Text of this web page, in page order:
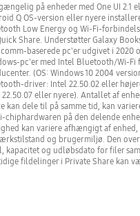
på enheder med One UI 2.1
Q OS-version eller nyere
Low Energy og Wi-Fi-
Share. Understøtter Galaxy
baserede pc'er udgivet i 2020
pc'er med Intel Bluetooth/Wi-Fi
(OS: Windows 10 2004
driver: Intel 22.50.02 eller
22.50.07 eller nyere). Antallet af
kan dele til på samme tid, kan
chiphardwaren på den delende
kan variere afhængigt af enhed,
og brugermiljø. Den
kapacitet og udløbsdato for filer
fildelinger i Private Share kan